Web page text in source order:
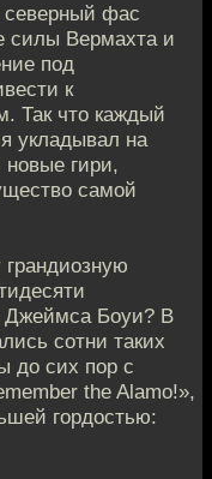
северный фас
силы Вермахта и
под
к
Так что каждый
укладывал на
гири,
самой
Джеймса Боуи? В
сотни таких
до сих пор с
the Alamo!»,
гордостью: